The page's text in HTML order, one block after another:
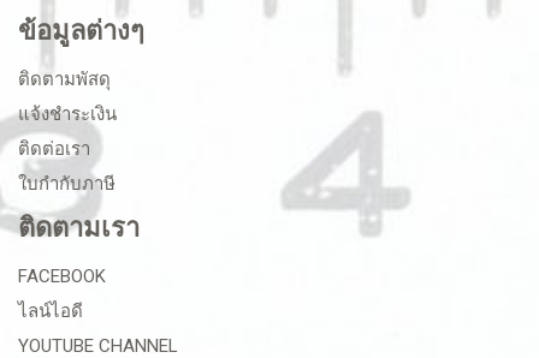
ข้อมูลต่างๆ
ติดตามพัสดุ
แจ้งชำระเงิน
ติดต่อเรา
ใบกำกับภาษี
ติดตามเรา
FACEBOOK
ไลน์ไอดี
YOUTUBE CHANNEL